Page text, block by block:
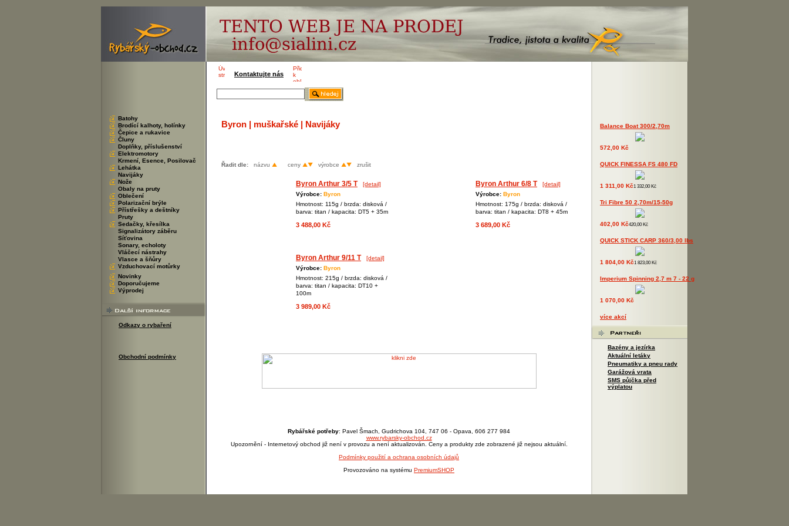
Kontaktujte nás
Batohy
Brodící kalhoty, holínky
Čepice a rukavice
Čluny
Doplňky, příslušenství
Elektromotory
Krmení, Esence, Posilovač
Lehátka
Navijáky
Nože
Obaly na pruty
Oblečení
Polarizační brýle
Přístřešky a deštníky
Pruty
Sedačky, křesílka
Signalizátory záběru
Síťovina
Sonary, echoloty
Vláčecí nástrahy
Vlasce a šňůry
Vzduchovací motůrky
Novinky
Doporučujeme
Výprodej
Odkazy o rybaření
Obchodní podmínky
Balance Boat 300/2,70m
572,00 Kč
QUICK FINESSA FS 480 FD
1 311,00 Kč1 332,00 Kč
Tri Fibre 50 2,70m/15-50g
402,00 Kč420,00 Kč
QUICK STICK CARP 360/3,00 lbs
1 804,00 Kč1 823,00 Kč
Imperium Spinning 2,7 m 7 - 22 g
1 070,00 Kč
více akcí
Bazény a jezírka
Aktuální letáky
Pneumatiky a pneu rady
Garážová vrata
SMS půjčka před
výplatou
Byron | muškařské | Navijáky
Řadit dle: názvu ceny výrobce zrušit
Byron Arthur 3/5 T
[detail]
Výrobce: Byron
Hmotnost: 115g / brzda: disková /
barva: titan / kapacita: DT5 + 35m
3 488,00 Kč
Byron Arthur 6/8 T
[detail]
Výrobce: Byron
Hmotnost: 175g / brzda: disková /
barva: titan / kapacita: DT8 + 45m
3 689,00 Kč
Byron Arthur 9/11 T
[detail]
Výrobce: Byron
Hmotnost: 215g / brzda: disková /
barva: titan / kapacita: DT10 +
100m
3 989,00 Kč
Rybářské potřeby: Pavel Šmach, Gudrichova 104, 747 06 - Opava, 606 277 984
www.rybarsky-obchod.cz
Upozornění - Internetový obchod již není v provozu a není aktualizován. Ceny a produkty zde zobrazené již nejsou aktuální.
Podmínky použití a ochrana osobních údajů
Provozováno na systému PremiumSHOP